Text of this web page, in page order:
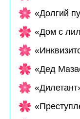
«Долгий
«Дом с
«Дед